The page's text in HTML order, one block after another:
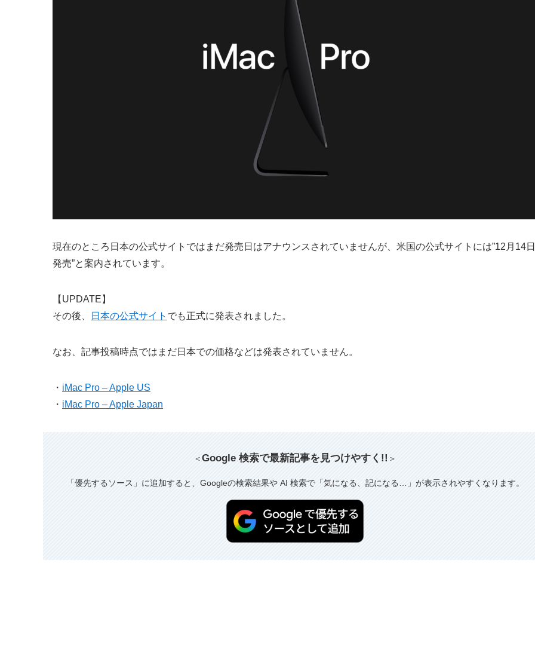
現在のところ日本の公式サイトではまだ発売日はアナウンスされていませんが、米国の公式サイトには”12月14日
発売”と案内されています。
【UPDATE】
その後、
日本の公式サイト でも正式に発表されました。
なお、記事投稿時点ではまだ日本での価格などは発表されていません。
・ iMac Pro – Apple US
・ iMac Pro – Apple Japan
＜Google 検索で最新記事を見つけやすく!! ＞
「優先するソース」に追加すると、Googleの検索結果や AI 検索で「気になる、記になる…」が表示されやすくなります。